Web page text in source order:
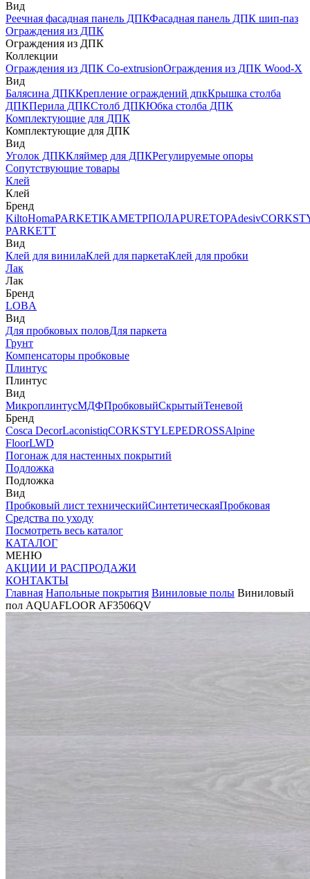
Вид
Реечная фасадная панель ДПКФасадная панель ДПК шип-паз
Ограждения из ДПК
Ограждения из ДПК
Коллекции
Ограждения из ДПК Co-extrusionОграждения из ДПК Wood-X
Вид
Балясина ДПККрепление ограждений дпкКрышка столба
ДПКПерила ДПКСтолб ДПКЮбка столба ДПК
Комплектующие для ДПК
Комплектующие для ДПК
Вид
Уголок ДПККляймер для ДПКРегулируемые опоры
Сопутствующие товары
Клей
Клей
Бренд
KiltoHomaPARKETIKAМЕТРПОЛАPURETOPAdesiv
PARKETT
Вид
Клей для винилаКлей для паркетаКлей для пробки
Лак
Лак
Бренд
LOBA
Вид
Для пробковых половДля паркета
Грунт
Компенсаторы пробковые
Плинтус
Плинтус
Вид
МикроплинтусМДФПробковыйСкрытыйТеневой
Бренд
Cosca DecorLaconistiqCORKSTYLEPEDROSSAlpine
FloorLWD
Погонаж для настенных покрытий
Подложка
Подложка
Вид
Пробковый лист техническийСинтетическаяПробковая
Средства по уходу
Посмотреть весь каталог
КАТАЛОГ
МЕНЮ
АКЦИИ И РАСПРОДАЖИ
КОНТАКТЫ
Главная Напольные покрытия Виниловые полы Виниловый
пол AQUAFLOOR AF3506QV